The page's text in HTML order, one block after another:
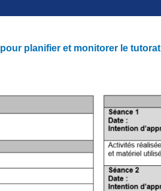
planifier et monitorer le tutorat